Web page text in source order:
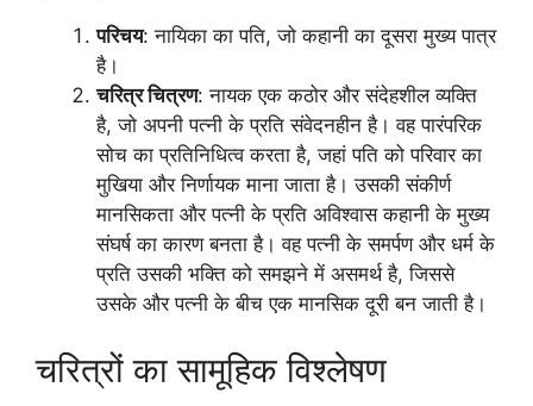
परिचय: नायिका का पति, जो कहानी का दूसरा मुख्य पात्र
है।
चरित्र चित्रण: नायक एक कठोर और संदेहशील व्यक्ति
है, जो अपनी पत्नी के प्रति संवेदनहीन है। वह पारंपरिक
सोच का प्रतिनिधित्व करता है, जहां पति को परिवार का
मुखिया और निर्णायक माना जाता है। उसकी संकीर्ण
मानसिकता और पत्नी के प्रति अविश्वास कहानी के मुख्य
संघर्ष का कारण बनता है। वह पत्नी के समर्पण और धर्म के
प्रति उसकी भक्ति को समझने में असमर्थ है, जिससे
उसके और पत्नी के बीच एक मानसिक दूरी बन जाती है।
चरित्रों का सामूहिक विश्लेषण